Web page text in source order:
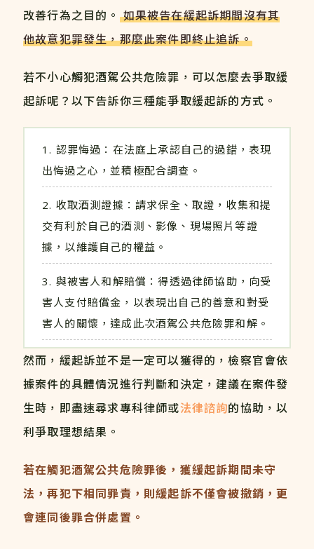
改善行為之目的。 如果被告在緩起訴期間沒有其
他故意犯罪發生，那麼此案件即終止追訴。
若不小心觸犯酒駕公共危險罪，可以怎麼去爭取緩
起訴呢？以下告訴你三種能爭取緩起訴的方式。
認罪悔過：在法庭上承認自己的過錯，表現
出悔過之心，並積極配合調查。
收取酒測證據：請求保全、取證，收集和提
交有利於自己的酒測、影像、現場照片等證
據，以維護自己的權益。
與被害人和解賠償：得透過律師協助，向受
害人支付賠償金，以表現出自己的善意和對受
害人的關懷，達成此次酒駕公共危險罪和解。
然而，緩起訴並不是一定可以獲得的，檢察官會依
據案件的具體情況進行判斷和決定，建議在案件發
生時，即盡速尋求專科律師或法律諮詢的協助，以
利爭取理想結果。
若在觸犯酒駕公共危險罪後，獲緩起訴期間未守
法，再犯下相同罪責，則緩起訴不僅會被撤銷，更
會連同後罪合併處置。